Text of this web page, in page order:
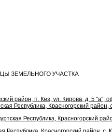
ЗЕМЕЛЬНОГО УЧАСТКА
район, п. Кез, ул. Кирова, д. 5 "а",
Республика, Красногорский
Республика, Красногорский